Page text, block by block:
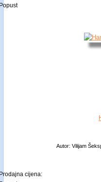
Autor: Vilijam
cijena: